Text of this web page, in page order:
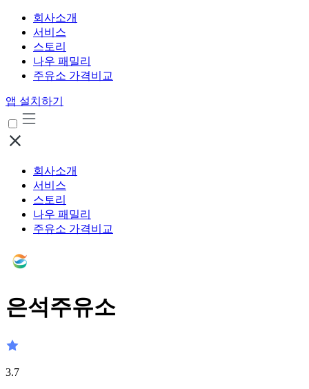
회사소개
서비스
스토리
나우 패밀리
주유소 가격비교
앱 설치하기
회사소개
서비스
스토리
나우 패밀리
주유소 가격비교
은석주유소
3.7